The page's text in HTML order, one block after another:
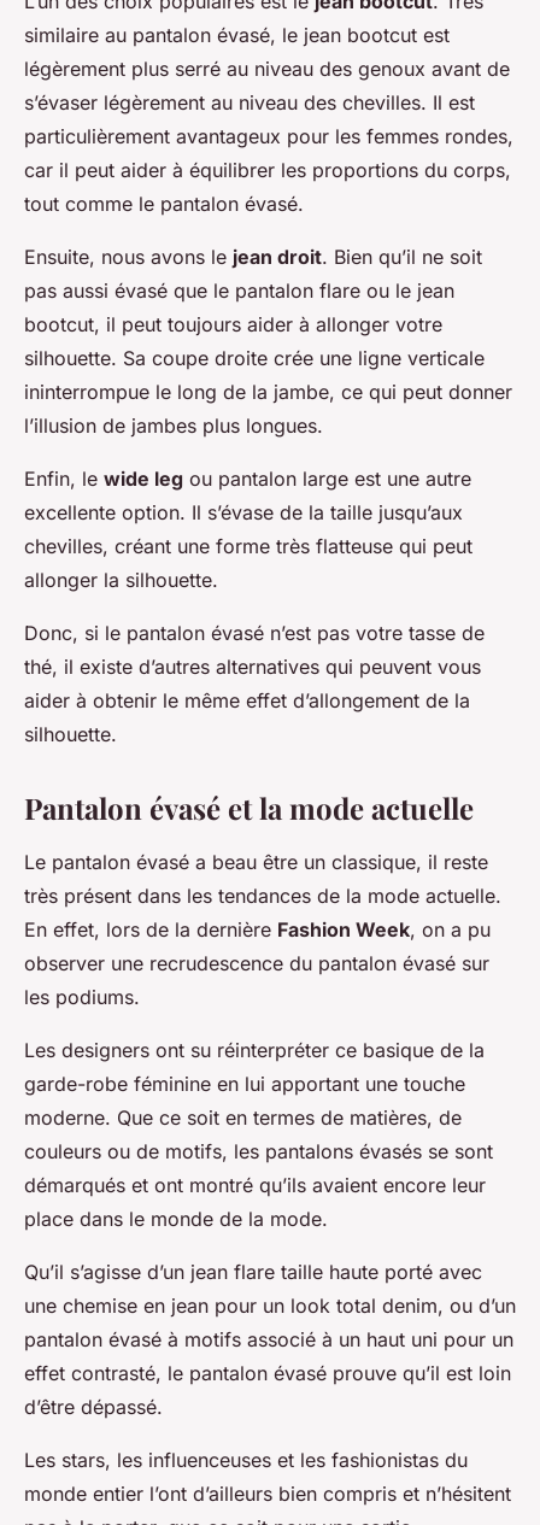
similaire au pantalon évasé, le jean bootcut est
légèrement plus serré au niveau des genoux avant de
s’évaser légèrement au niveau des chevilles. Il est
particulièrement avantageux pour les femmes rondes,
car il peut aider à équilibrer les proportions du corps,
tout comme le pantalon évasé.
Ensuite, nous avons le jean droit. Bien qu’il ne soit
pas aussi évasé que le pantalon flare ou le jean
bootcut, il peut toujours aider à allonger votre
silhouette. Sa coupe droite crée une ligne verticale
ininterrompue le long de la jambe, ce qui peut donner
l’illusion de jambes plus longues.
Enfin, le wide leg ou pantalon large est une autre
excellente option. Il s’évase de la taille jusqu’aux
chevilles, créant une forme très flatteuse qui peut
allonger la silhouette.
Donc, si le pantalon évasé n’est pas votre tasse de
thé, il existe d’autres alternatives qui peuvent vous
aider à obtenir le même effet d’allongement de la
silhouette.
Pantalon évasé et la mode actuelle
Le pantalon évasé a beau être un classique, il reste
très présent dans les tendances de la mode actuelle.
En effet, lors de la dernière Fashion Week, on a pu
observer une recrudescence du pantalon évasé sur
les podiums.
Les designers ont su réinterpréter ce basique de la
garde-robe féminine en lui apportant une touche
moderne. Que ce soit en termes de matières, de
couleurs ou de motifs, les pantalons évasés se sont
démarqués et ont montré qu’ils avaient encore leur
place dans le monde de la mode.
Qu’il s’agisse d’un jean flare taille haute porté avec
une chemise en jean pour un look total denim, ou d’un
pantalon évasé à motifs associé à un haut uni pour un
effet contrasté, le pantalon évasé prouve qu’il est loin
d’être dépassé.
Les stars, les influenceuses et les fashionistas du
monde entier l’ont d’ailleurs bien compris et n’hésitent